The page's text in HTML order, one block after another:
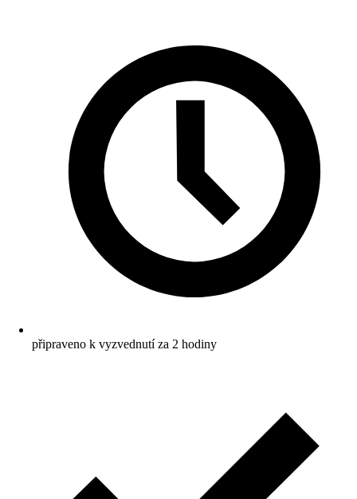
připraveno k vyzvednutí za 2 hodiny